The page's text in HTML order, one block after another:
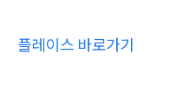
플레이스 바로가기